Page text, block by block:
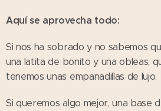
Aquí se aprovecha todo:
Si nos ha sobrado y no sabemos
una latita de bonito y una obleas,
tenemos unas empanadillas de lujo.
Si queremos algo mejor, una base